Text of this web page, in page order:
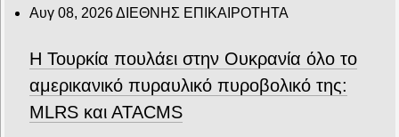
Αυγ 08, 2026ΔΙΕΘΝΗΣ ΕΠΙΚΑΙΡΟΤΗΤΑ
Η Τουρκία πουλάει στην Ουκρανία όλο το
αμερικανικό πυραυλικό πυροβολικό της:
MLRS και ΑΤΑCMS